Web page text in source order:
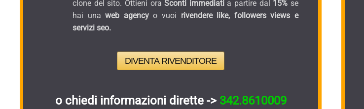
clone del sito. Ottieni oraSconti immediati a partire dal 15% se
hai una web agencyo vuoi rivendere like, followers views e
servizi seo.
DIVENTA RIVENDITORE
o chiedi informazioni dirette -> 342.8610009